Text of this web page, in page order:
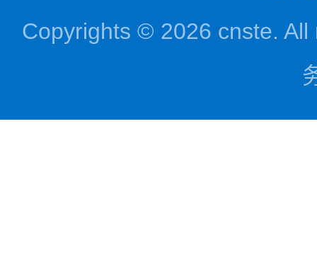
Copyrights © 2026 cnste. All